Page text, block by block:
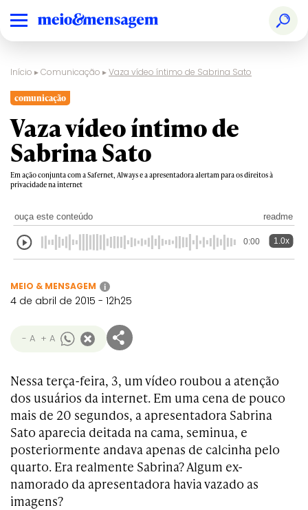
Início ▸Comunicação ▸Vaza vídeo íntimo de Sabrina Sato
comunicação
Vaza vídeo íntimo de
Sabrina Sato
Em ação conjunta com a Safernet, Always e a apresentadora alertam para os direitos à
privacidade na internet
ouça este conteúdo readme
0:00 1.0x
MEIO & MENSAGEM i
4 de abril de 2015 - 12h25
- A + A
Nessa terça-feira, 3, um vídeo roubou a atenção
dos usuários da internet. Em uma cena de pouco
mais de 20 segundos, a apresentadora Sabrina
Sato aparecia deitada na cama, seminua, e
posteriormente andava apenas de calcinha pelo
quarto. Era realmente Sabrina? Algum ex-
namorado da apresentadora havia vazado as
imagens?